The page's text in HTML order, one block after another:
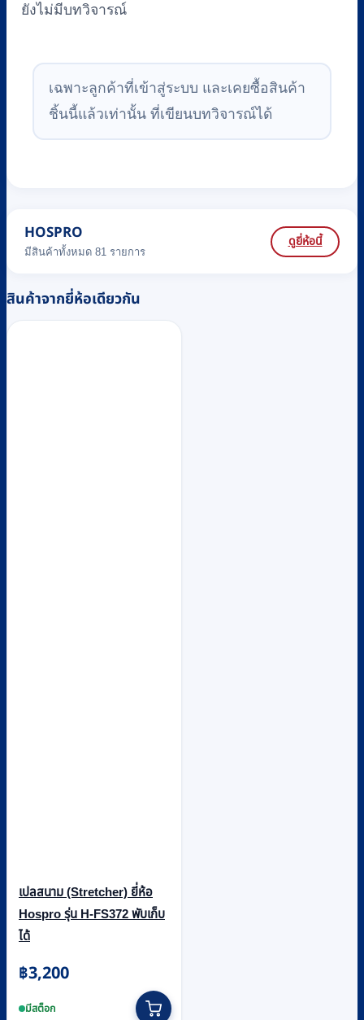
ยังไม่มีบทวิจารณ์
เฉพาะลูกค้าที่เข้าสู่ระบบ และเคยซื้อสินค้า
ชิ้นนี้แล้วเท่านั้น ที่เขียนบทวิจารณ์ได้
HOSPRO
มีสินค้าทั้งหมด 81 รายการ
ดูยี่ห้อนี้
สินค้าจากยี่ห้อเดียวกัน
เปลสนาม (Stretcher) ยี่ห้อ
Hospro รุ่น H-FS372 พับเก็บ
ได้
฿3,200
มีสต็อก